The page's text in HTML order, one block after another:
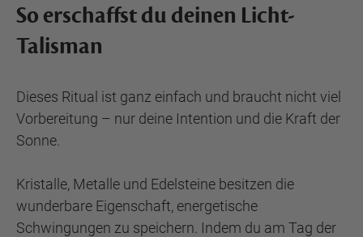
So erschaffst du deinen Licht-
Talisman
Dieses Ritual ist ganz einfach und braucht nicht viel
Vorbereitung – nur deine Intention und die Kraft der
Sonne.
Kristalle, Metalle und Edelsteine besitzen die
wunderbare Eigenschaft, energetische
Schwingungen zu speichern. Indem du am Tag der